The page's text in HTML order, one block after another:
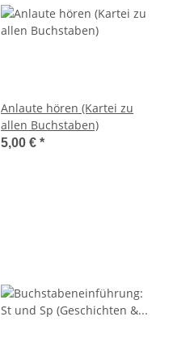
Anlaute hören (Kartei zu
allen Buchstaben)
5,00 € *